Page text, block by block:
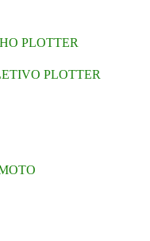
PLOTTER
PLOTTER